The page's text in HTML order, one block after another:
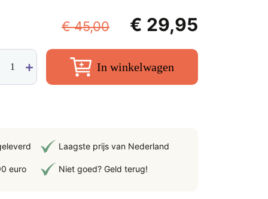
€45,00
Oorspronkelijke
was:
€ 45,00.
€ 29,95
€
In winkelwagen
euro
Laagste prijs van Nederland
Niet goed? Geld terug!